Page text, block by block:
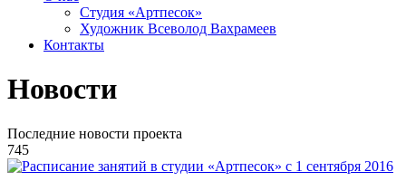
Студия «Артпесок»
Художник Всеволод Вахрамеев
Контакты
Новости
Последние новости проекта
745